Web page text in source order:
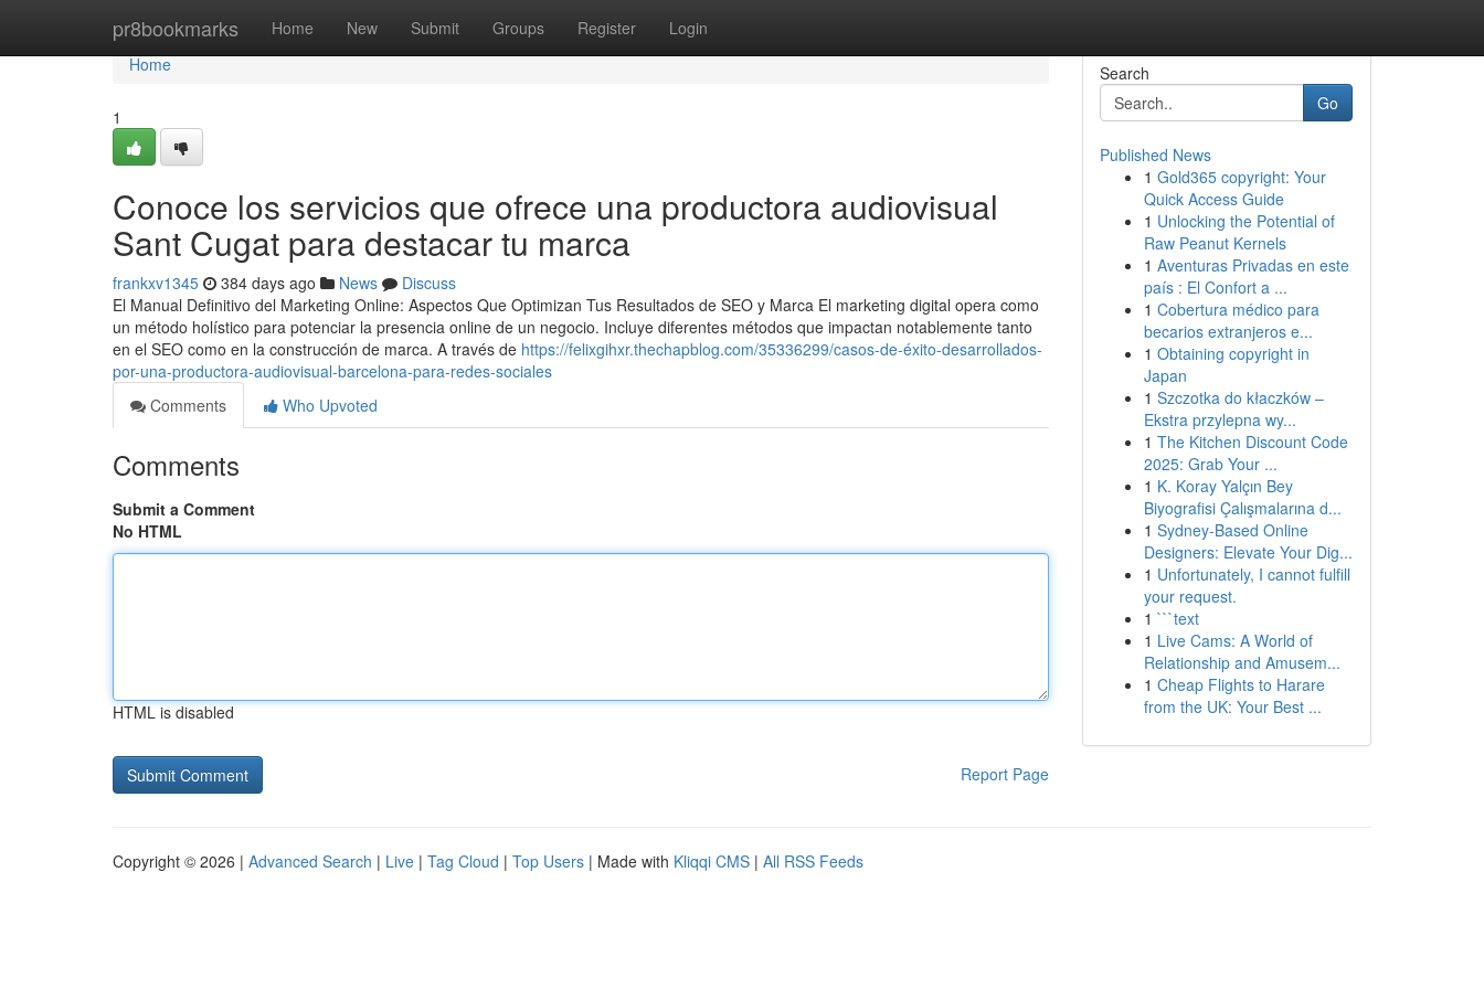
pr8bookmarks Home New Submit Groups Register Login
Home
Home
1
Conoce los servicios que ofrece una productora audiovisual
Sant Cugat para destacar tu marca
frankxv1345 384 days ago News
Discuss
El Manual Definitivo del Marketing Online: Aspectos Que Optimizan Tus Resultados de SEO y Marca El marketing digital opera como
un método holístico para potenciar la presencia online de un negocio. Incluye diferentes métodos que impactan notablemente tanto
en el SEO como en la construcción de marca. A través de https://felixgihxr.thechapblog.com/35336299/casos-de-éxito-desarrollados-
por-una-productora-audiovisual-barcelona-para-redes-sociales
Comments
Who Upvoted
Comments
Submit a Comment
No HTML
HTML is disabled
Report Page
Search
Go
Published News
1 Gold365 copyright: Your
Quick Access Guide
1 Unlocking the Potential of
Raw Peanut Kernels
1 Aventuras Privadas en este
país : El Confort a ...
1 Cobertura médico para
becarios extranjeros e...
1 Obtaining copyright in
Japan
1 Szczotka do kłaczków –
Ekstra przylepna wy...
1 The Kitchen Discount Code
2025: Grab Your ...
1 K. Koray Yalçın Bey
Biyografisi Çalışmalarına d...
1 Sydney-Based Online
Designers: Elevate Your Dig...
1 Unfortunately, I cannot fulfill
your request.
1 ```text
1 Live Cams: A World of
Relationship and Amusem...
1 Cheap Flights to Harare
from the UK: Your Best ...
Copyright © 2026 | Advanced Search | Live | Tag Cloud | Top Users | Made with Kliqqi CMS | All RSS Feeds